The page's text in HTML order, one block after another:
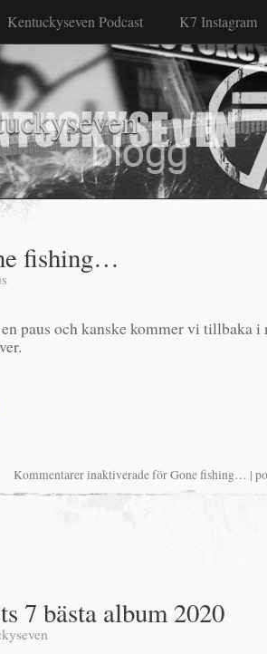
Kentuckyseven Podcast K7 Instagram
fishing…
paus och kanske kommer vi tillbaka i
Kommentarer inaktiveradeför Gone fishing… |
7 bästa album 2020